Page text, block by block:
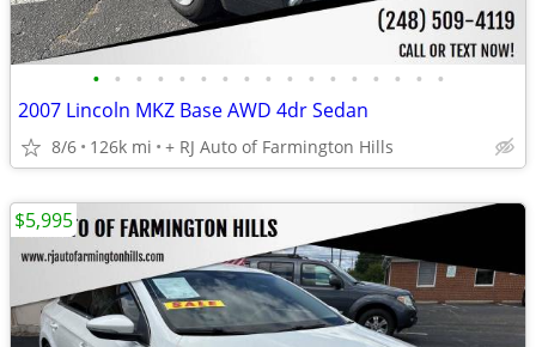
• • • • • • • • • • • • • • • • •
2007 Lincoln MKZ Base AWD 4dr Sedan
8/6 126k mi + RJ Auto of Farmington Hills
$5,995